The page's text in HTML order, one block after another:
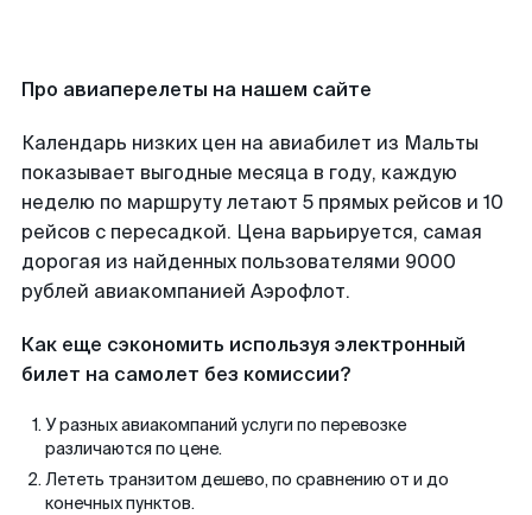
Про авиаперелеты на нашем сайте
Календарь низких цен на авиабилет из Мальты
показывает выгодные месяца в году, каждую
неделю по маршруту летают 5 прямых рейсов и 10
рейсов с пересадкой. Цена варьируется, самая
дорогая из найденных пользователями 9000
рублей авиакомпанией Аэрофлот.
Как еще сэкономить используя электронный
билет на самолет без комиссии?
У разных авиакомпаний услуги по перевозке
различаются по цене.
Лететь транзитом дешево, по сравнению от и до
конечных пунктов.